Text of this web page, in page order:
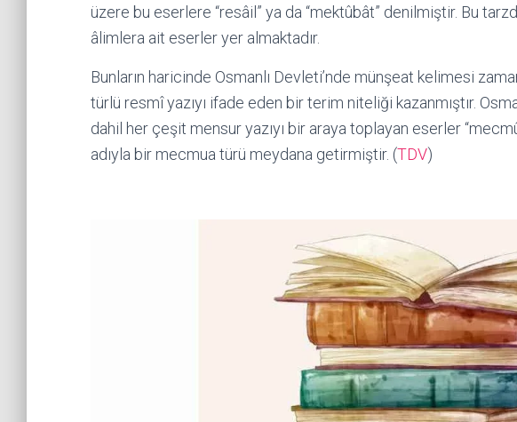
üzere bu eserlere “resâil” ya da “mektûbât” denilmiştir. Bu
âlimlera ait eserler yer almaktadır.
Bunların haricinde Osmanlı Devleti’nde münşeat kelimesi
türlü resmî yazıyı ifade eden bir terim niteliği kazanmıştır.
dahil her çeşit mensur yazıyı bir araya toplayan eserler
adıyla bir mecmua türü meydana getirmiştir. (TDV)